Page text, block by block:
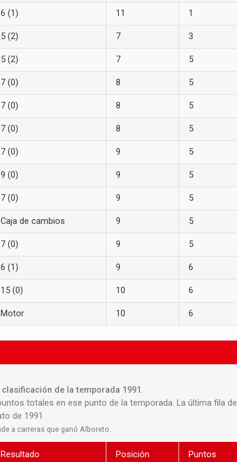
6 (1) 11 1
5 (2) 7 3
5 (2) 7 5
7 (0) 8 5
7 (0) 8 5
7 (0) 8 5
7 (0) 9 5
9 (0) 9 5
7 (0) 9 5
Caja de cambios 9 5
7 (0) 9 5
6 (1) 9 6
15 (0) 10 6
Motor 10 6
de la temporada 1991.
totales en ese punto de la temporada. La última fila de
de 1991
a carreras que ganó Alboreto.
Resultado Posición Puntos